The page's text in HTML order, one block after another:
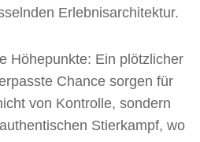
Erlebnisarchitektur.
Höhepunkte: Ein plötzlicher
Chance sorgen für
von Kontrolle, sondern
Stierkampf, wo